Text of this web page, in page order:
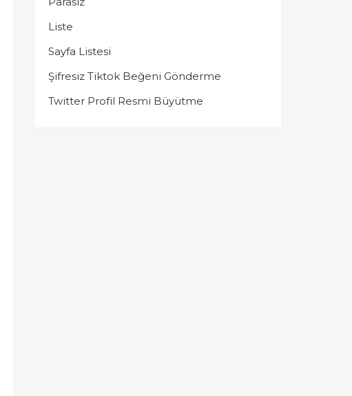
Liste
Sayfa Listesi
Şifresiz Tiktok Beğeni Gönderme
Twitter Profil Resmi Büyütme